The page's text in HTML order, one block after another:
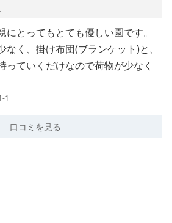
とってもとても優しい園です。
く、掛け布団(ブランケット)と、
っていくだけなので荷物が少なく
1
口コミを見る